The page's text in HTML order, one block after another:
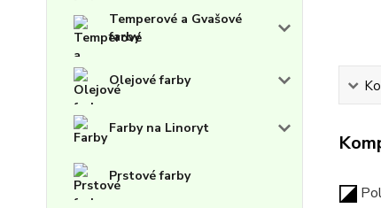
Temperové a Gvašové
farby
Olejové farby
Farby na Linoryt
Prstové farby